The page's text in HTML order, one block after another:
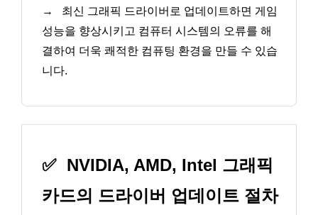
→
최신 그래픽 드라이버로 업데이트하면 게임
성능을 향상시키고 컴퓨터 시스템의 오류를 해
결하여 더욱 쾌적한 컴퓨팅 환경을 만들 수 있습
니다.
✅ NVIDIA, AMD, Intel 그래픽
카드의 드라이버 업데이트 절차